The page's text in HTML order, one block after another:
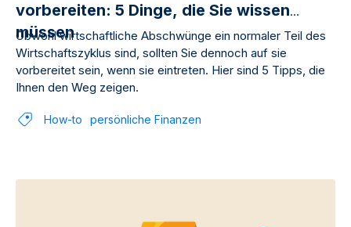
vorbereiten: 5 Dinge, die Sie wissen
müssen
Obwohl wirtschaftliche Abschwünge ein normaler Teil des
Wirtschaftszyklus sind, sollten Sie dennoch auf sie
vorbereitet sein, wenn sie eintreten. Hier sind 5 Tipps, die
Ihnen den Weg zeigen.
How-to persönliche Finanzen